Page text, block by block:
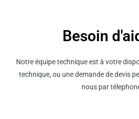
Besoin
Notre équipe technique est à votre
technique, ou une demande de devis
nous par